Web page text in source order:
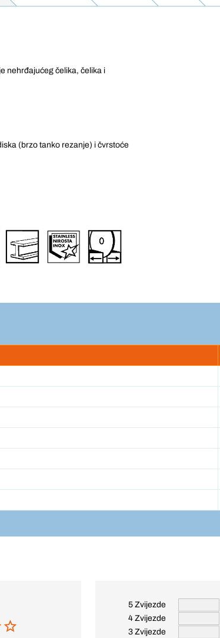
nehrđajućeg čelika, čelika i
(brzo tanko rezanje) i čvrstoće
5 Zvijezde
4 Zvijezde
3 Zvijezde